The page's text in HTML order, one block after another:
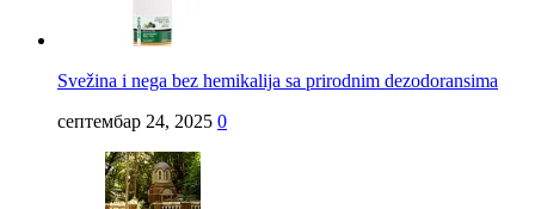
Svežina i nega bez hemikalija sa prirodnim dezodoransima
септембар 24, 2025 0